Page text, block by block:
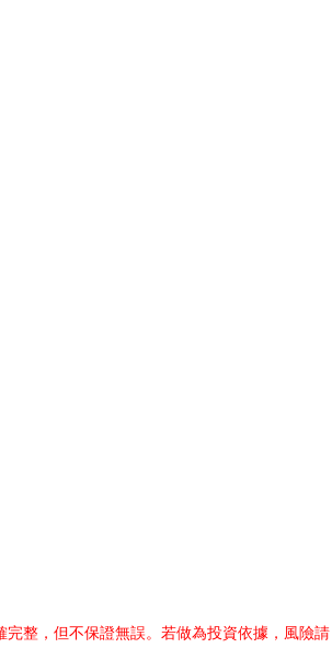
完整，但不保證無誤。若做為投資依據，風險請